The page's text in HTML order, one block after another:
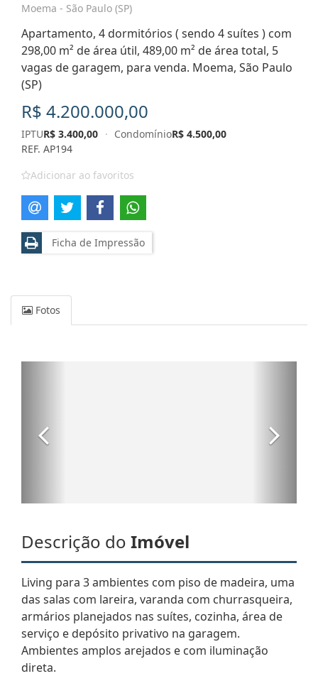
Moema - São Paulo (SP)
Apartamento, 4 dormitórios ( sendo 4 suítes ) com
298,00 m² de área útil, 489,00 m² de área total, 5
vagas de garagem, para venda. Moema, São Paulo
(SP)
R$ 4.200.000,00
IPTUR$ 3.400,00 · CondomínioR$ 4.500,00
REF. AP194
Adicionar ao favoritos
Ficha de Impressão
Fotos
Descrição do Imóvel
Living para 3 ambientes com piso de madeira, uma
das salas com lareira, varanda com churrasqueira,
armários planejados nas suítes, cozinha, área de
serviço e depósito privativo na garagem.
Ambientes amplos arejados e com iluminação
direta.